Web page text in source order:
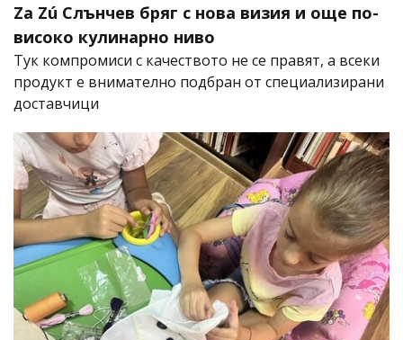
Za Zú Слънчев бряг с нова визия и още по-
високо кулинарно ниво
Тук компромиси с качеството не се правят, а всеки
продукт е внимателно подбран от специализирани
доставчици